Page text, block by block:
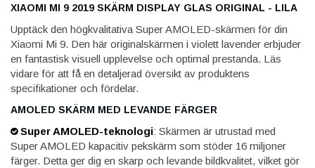
XIAOMI MI 9 2019 SKÄRM DISPLAY GLAS ORIGINAL - LILA
Upptäck den högkvalitativa Super AMOLED-skärmen för din
Xiaomi Mi 9. Den här originalskärmen i violett lavender erbjuder
en fantastisk visuell upplevelse och optimal prestanda. Läs
vidare för att få en detaljerad översikt av produktens
specifikationer och fördelar.
AMOLED SKÄRM MED LEVANDE FÄRGER
Super AMOLED-teknologi: Skärmen är utrustad med
Super AMOLED kapacitiv pekskärm som stöder 16 miljoner
färger. Detta ger dig en skarp och levande bildkvalitet, vilket gör